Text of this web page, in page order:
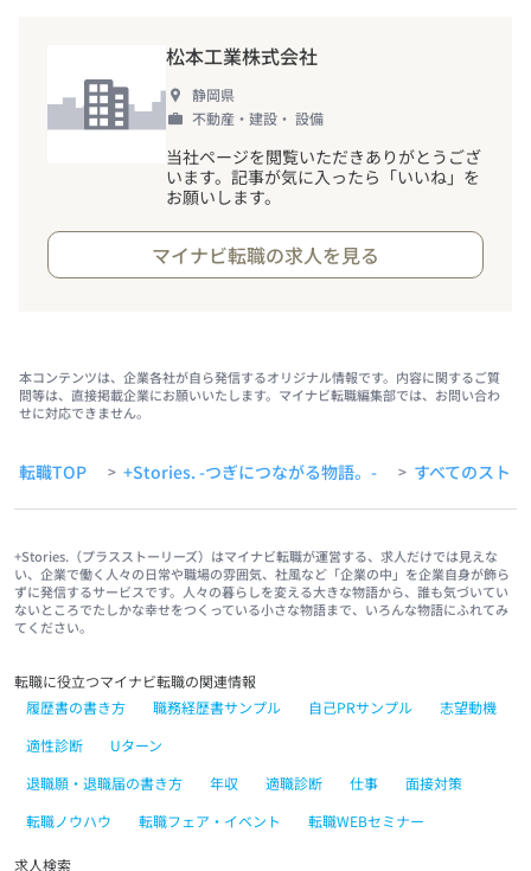
松本工業株式会社
静岡県
不動産・建設・ 設備
当社ページを閲覧いただきありがとうござ
います。記事が気に入ったら「いいね」を
お願いします。
マイナビ転職の求人を見る
本コンテンツは、企業各社が自ら発信するオリジナル情報です。内容に関するご質
問等は、直接掲載企業にお願いいたします。マイナビ転職編集部では、お問い合わ
せに対応できません。
転職TOP > +Stories. -つぎにつながる物語。- > すべてのスト
+Stories.（プラスストーリーズ）はマイナビ転職が運営する、求人だけでは見えな
い、企業で働く人々の日常や職場の雰囲気、社風など「企業の中」を企業自身が飾ら
ずに発信するサービスです。人々の暮らしを変える大きな物語から、誰も気づいてい
ないところでたしかな幸せをつくっている小さな物語まで、いろんな物語にふれてみ
てください。
転職に役立つマイナビ転職の関連情報
履歴書の書き方
職務経歴書サンプル 自己PRサンプル
志望動機
適性診断
Uターン
退職願・退職届の書き方
年収 適職診断 仕事
面接対策
転職ノウハウ
転職フェア・イベント 転職WEBセミナー
求人検索